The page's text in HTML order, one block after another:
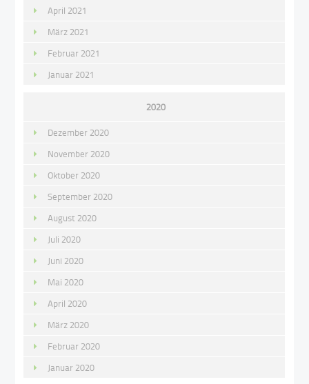
April 2021
März 2021
Februar 2021
Januar 2021
2020
Dezember 2020
November 2020
Oktober 2020
September 2020
August 2020
Juli 2020
Juni 2020
Mai 2020
April 2020
März 2020
Februar 2020
Januar 2020